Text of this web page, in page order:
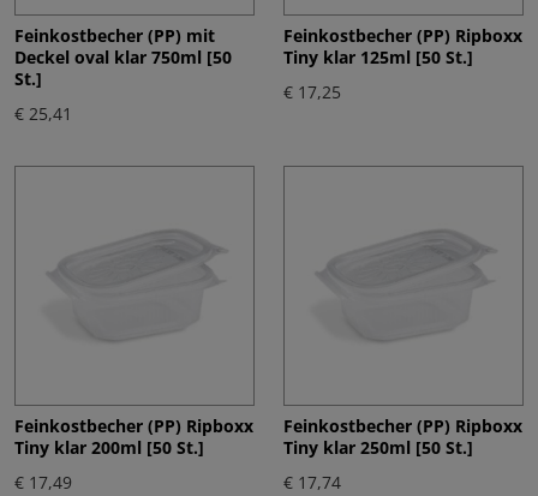
Feinkostbecher (PP) mit
Deckel oval klar 750ml [50
St.]
€ 25,41
Feinkostbecher (PP) Ripboxx
Tiny klar 125ml [50 St.]
€ 17,25
Feinkostbecher (PP) Ripboxx
Tiny klar 200ml [50 St.]
€ 17,49
Feinkostbecher (PP) Ripboxx
Tiny klar 250ml [50 St.]
€ 17,74